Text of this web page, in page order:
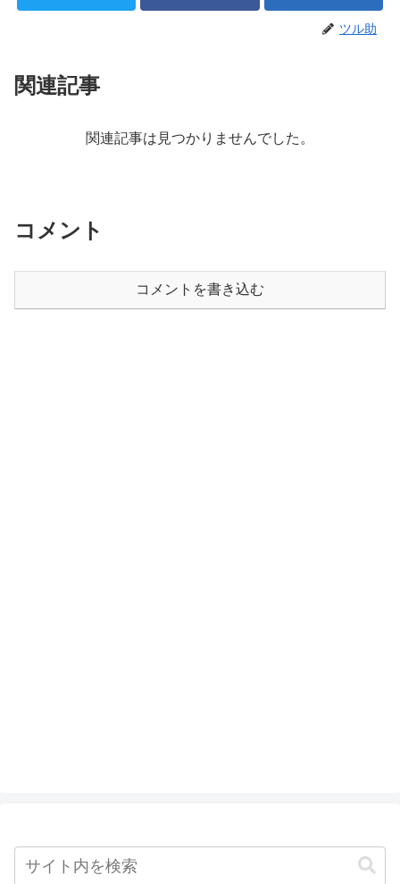
ツル助
関連記事
関連記事は見つかりませんでした。
コメント
コメントを書き込む